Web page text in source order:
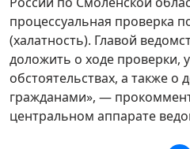
процессуальная проверка
(халатность). Главой
доложить о ходе проверки,
обстоятельствах, а также о
гражданами», —
центральном аппарате